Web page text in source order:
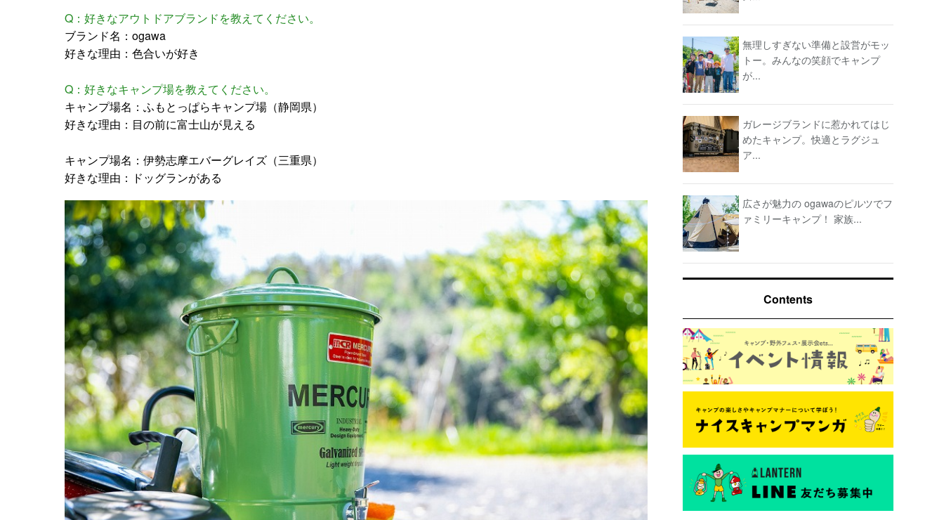
Q：好きなアウトドアブランドを教えてください。
ブランド名：ogawa
好きな理由：色合いが好き
Q：好きなキャンプ場を教えてください。
キャンプ場名：ふもとっぱらキャンプ場（静岡県）
好きな理由：目の前に富士山が見える
キャンプ場名：伊勢志摩エバーグレイズ（三重県）
好きな理由：ドッグランがある
無理しすぎない準備と設営がモッ
トー。みんなの笑顔でキャンプ
が...
ガレージブランドに惹かれてはじ
めたキャンプ。快適とラグジュ
ア...
広さが魅力の ogawaのピルツでフ
ァミリーキャンプ！ 家族...
Contents